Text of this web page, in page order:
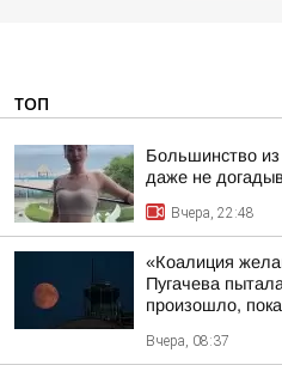
ТОП
Большинство из
даже не
Вчера, 22:48
«Коалиция
Пугачева
произошло,
Вчера, 08:37